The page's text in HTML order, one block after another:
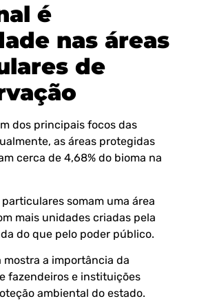
é
nas áreas
de
dos principais focos das
as áreas protegidas
cerca de 4,68% do bioma na
somam uma área
mais unidades criadas pela
do que pelo poder público.
mostra a importância da
fazendeiros e instituições
ambiental do estado.